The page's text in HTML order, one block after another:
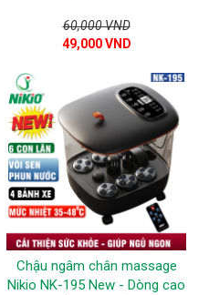
60,000 VND
49,000 VND
Chậu ngâm chân massage
Nikio NK-195 New - Dòng cao